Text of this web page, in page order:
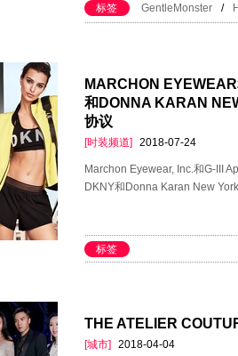
标签 GentleMonster /
MARCHON
和DONNA KARAN
协议
[时装频道] 2018-07-24
Marchon Eyewear, Inc.和G-III
DKNY和Donna Karan New
标签
THE ATELIER
[城市] 2018-04-04